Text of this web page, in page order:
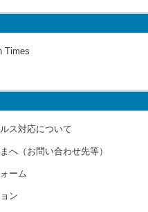
Times
ス対応について
へ（お問い合わせ先等）
ーム
ン